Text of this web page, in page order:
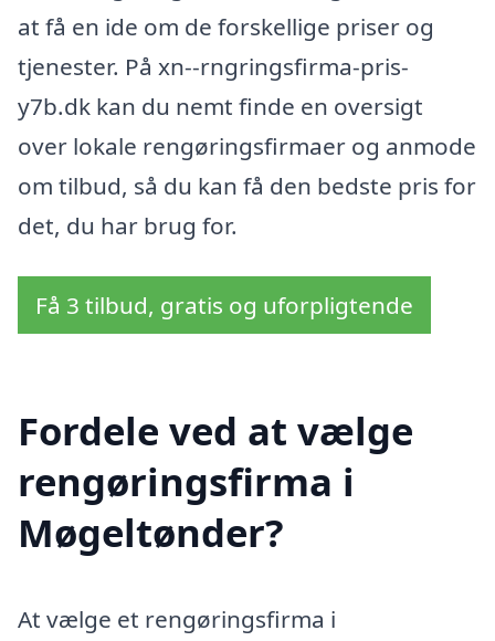
at få en ide om de forskellige priser og
tjenester. På xn--rngringsfirma-pris-
y7b.dk kan du nemt finde en oversigt
over lokale rengøringsfirmaer og anmode
om tilbud, så du kan få den bedste pris for
det, du har brug for.
Få 3 tilbud, gratis og uforpligtende
Fordele ved at vælge
rengøringsfirma i
Møgeltønder?
At vælge et rengøringsfirma i